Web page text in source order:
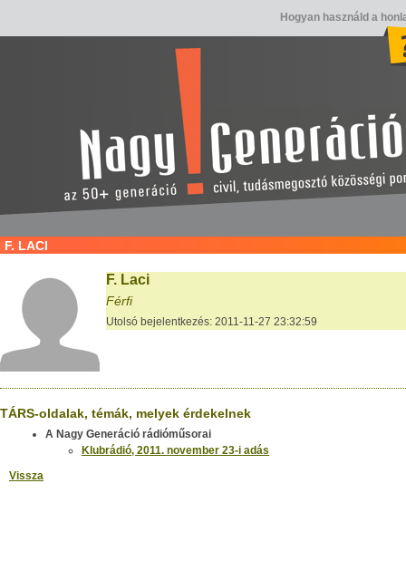
Hogyan használd a
F. LACI
F. Laci
Férfi
Utolsó bejelentkezés: 2011-11-27 23:32:59
TÁRS-oldalak, témák, melyek érdekelnek
A Nagy Generáció rádióműsorai
Klubrádió, 2011. november 23-i adás
Vissza